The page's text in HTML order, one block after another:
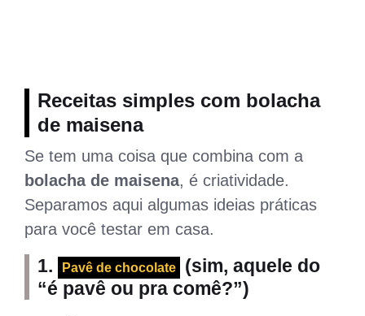
Receitas simples com bolacha
de maisena
Se tem uma coisa que combina com a
bolacha de maisena, é criatividade.
Separamos aqui algumas ideias práticas
para você testar em casa.
1. Pavê de chocolate
(sim, aquele do
“é pavê ou pra comê?”)